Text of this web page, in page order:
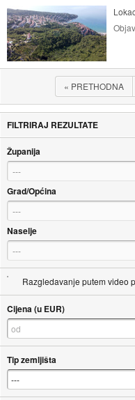
« PRETHODNA
FILTRIRAJ REZULTATE
Županija
---
Grad/Općina
---
Naselje
---
Razgledavanje putem video
Cijena (u EUR)
Tip zemljišta